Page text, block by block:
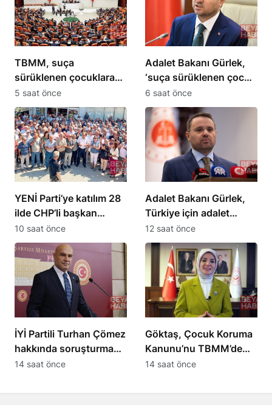
TBMM, suça
sürüklenen çocuklara
yönelik kanun teklifini
kabul etti
5 saat önce
Adalet Bakanı Gürlek,
‘suça sürüklenen çocuk’
yerine ‘adli süreçteki
çocuk’ kavramını tanıttı
6 saat önce
YENİ Parti’ye katılım 28
ilde CHP’li başkan
kalmadı
10 saat önce
Adalet Bakanı Gürlek,
Türkiye için adalet
sistemini geliştireceğiz
12 saat önce
İYİ Partili Turhan Çömez
hakkında soruşturma
başlatıldı
14 saat önce
Göktaş, Çocuk Koruma
Kanunu’nu TBMM’de
yasalaştırdı
14 saat önce